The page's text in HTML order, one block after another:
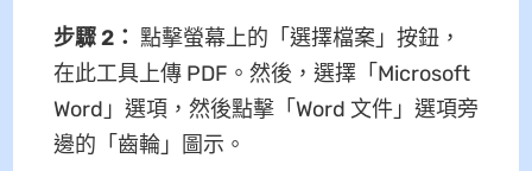
步驟 2： 點擊螢幕上的「選擇檔案」按鈕，
在此工具上傳 PDF。然後，選擇「Microsoft
Word」選項，然後點擊「Word 文件」選項旁
邊的「齒輪」圖示。